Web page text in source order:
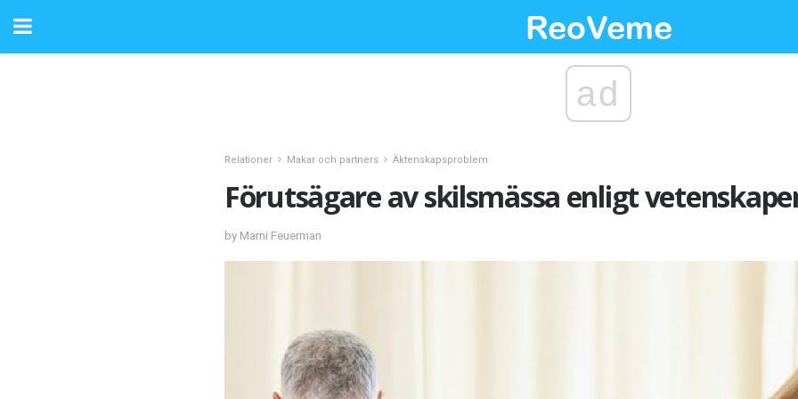
ad
Relationer Makar och partners Äktenskapsproblem
Förutsägare av skilsmässa enligt
by Marni Feuerman